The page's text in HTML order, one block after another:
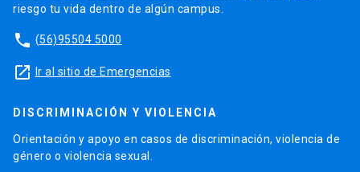
riesgo tu vida dentro de algún campus.
phone (56)95504 5000
launch Ir al sitio de Emergencias
DISCRIMINACIÓN Y VIOLENCIA
Orientación y apoyo en casos de discriminación, violencia de
género o violencia sexual.